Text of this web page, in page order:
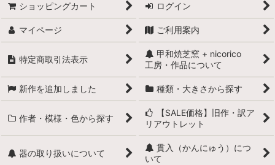
ショッピングカート ログイン
マイページ ご利用案内
特定商取引法表示
甲和焼芝窯 + nicorico
工房・作品について
新作を追加しました 種類・大きさから探す
作者・模様・色から探す
【SALE価格】旧作・訳ア
リアウトレット
器の取り扱いについて
貫入（かんにゅう）につ
いて